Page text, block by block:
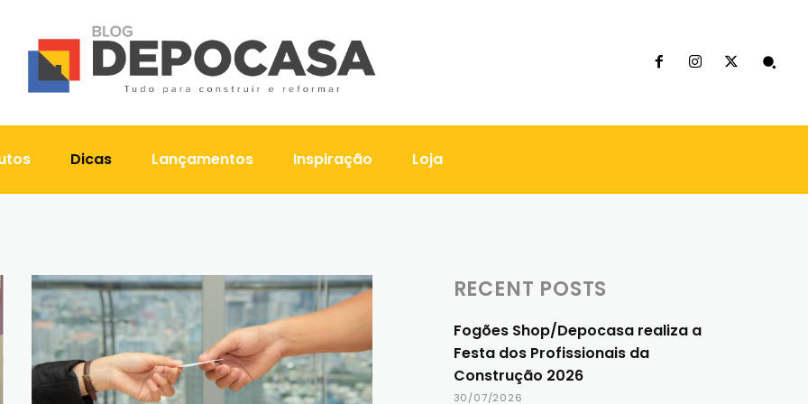
Dicas Lançamentos Inspiração Loja
RECENT POSTS
Fogões Shop/Depocasa realiza a
Festa dos Profissionais da
Construção 2026
30/07/2026